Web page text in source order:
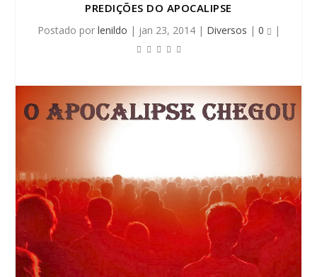
PREDIÇÕES DO APOCALIPSE
Postado por lenildo | jan 23, 2014| Diversos | 0 |